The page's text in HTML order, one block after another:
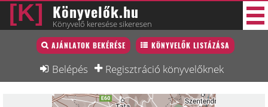
Könyvelők.hu
Könyvelő keresése sikeresen
AJÁNLATOK BEKÉRÉSE KÖNYVELŐK LISTÁZÁSA
Belépés Regisztráció könyvelőknek
Könyvelő lista
Könyvelési munkák